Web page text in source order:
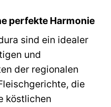
perfekte Harmonie
sind ein idealer
und
der regionalen
die
köstlichen